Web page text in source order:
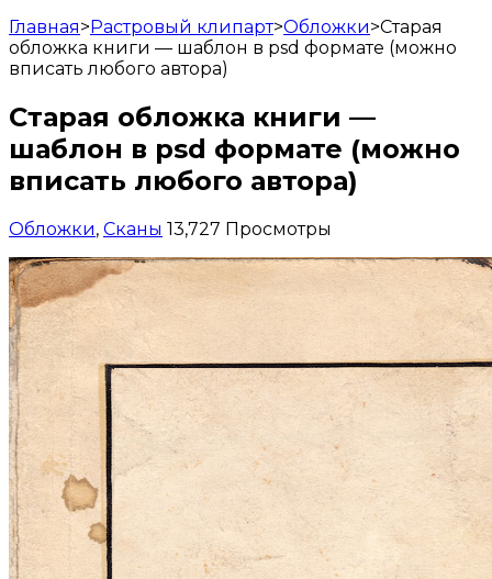
Главная>Растровый клипарт>Обложки>Старая
обложка книги — шаблон в psd формате (можно
вписать любого автора)
Старая обложка книги —
шаблон в psd формате (можно
вписать любого автора)
Обложки, Сканы 13,727 Просмотры